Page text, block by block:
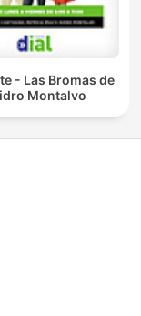
- Las Bromas de
Montalvo